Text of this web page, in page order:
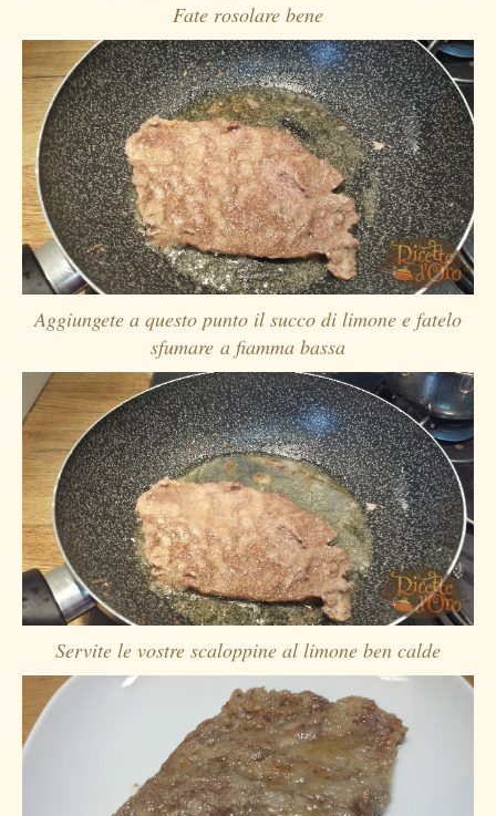
Fate rosolare bene
Aggiungete a questo punto il succo di limone e fatelo
sfumare a fiamma bassa
Servite le vostre scaloppine al limone ben calde